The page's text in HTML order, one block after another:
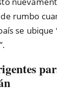
rumbo
se ubique